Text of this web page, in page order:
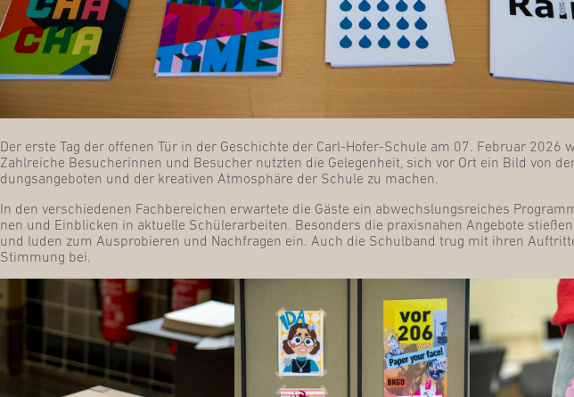
Der ers­te Tag der offe­nen Tür in der Geschich­te der Carl-Hofer-Schu­le am 07. Febru­ar 2026
Zahl­rei­che Besu­che­rin­nen und Besu­cher nutz­ten die Gele­gen­heit, sich vor Ort ein Bild von
dungs­an­ge­bo­ten und der krea­ti­ven Atmo­sphä­re der Schu­le zu machen.
In den ver­schie­de­nen Fach­be­rei­chen erwar­te­te die Gäs­te ein abwechs­lungs­rei­ches
nen und Ein­bli­cken in aktu­el­le Schü­ler­ar­bei­ten. Beson­ders die pra­xis­na­hen Ange­bo­te
und luden zum Aus­pro­bie­ren und Nach­fra­gen ein. Auch die Schul­band trug mit ihren
Stim­mung bei.